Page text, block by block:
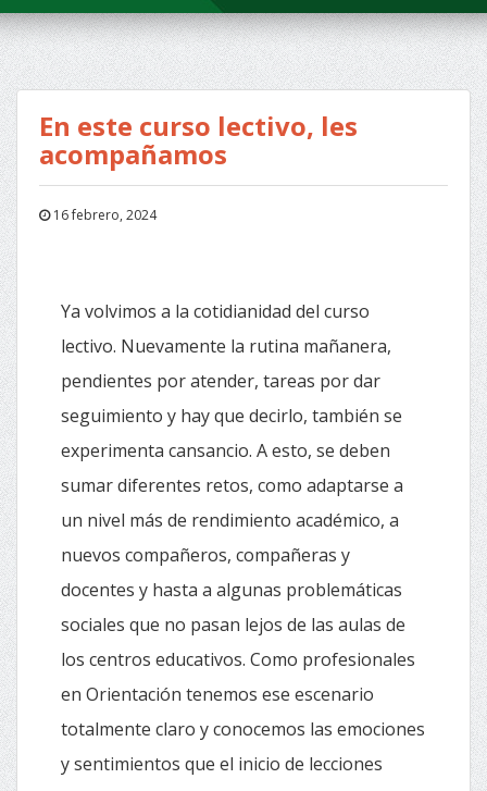
En este curso lectivo, les
acompañamos
16 febrero, 2024
Ya volvimos a la cotidianidad del curso
lectivo. Nuevamente la rutina mañanera,
pendientes por atender, tareas por dar
seguimiento y hay que decirlo, también se
experimenta cansancio. A esto, se deben
sumar diferentes retos, como adaptarse a
un nivel más de rendimiento académico, a
nuevos compañeros, compañeras y
docentes y hasta a algunas problemáticas
sociales que no pasan lejos de las aulas de
los centros educativos. Como profesionales
en Orientación tenemos ese escenario
totalmente claro y conocemos las emociones
y sentimientos que el inicio de lecciones